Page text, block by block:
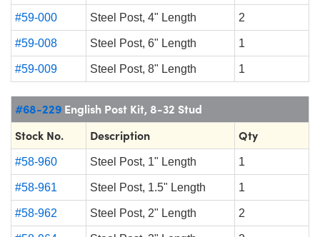
#59-000 Steel Post, 4" Length 2
#59-008 Steel Post, 6" Length 1
#59-009 Steel Post, 8" Length 1
#68-229 English Post Kit, 8-32 Stud
Stock No.
Description Qty
#58-960 Steel Post, 1" Length 1
#58-961 Steel Post, 1.5" Length 1
#58-962 Steel Post, 2" Length 2